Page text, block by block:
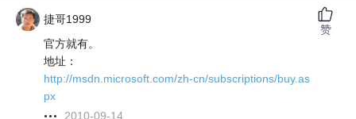
捷哥1999
官方就有。
地址：
http://msdn.microsoft.com/zh-cn/subscriptions/buy.as
px
2010-09-14
赞